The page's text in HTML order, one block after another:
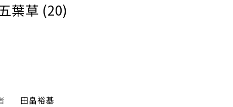
葉草 (20)
田畠裕基